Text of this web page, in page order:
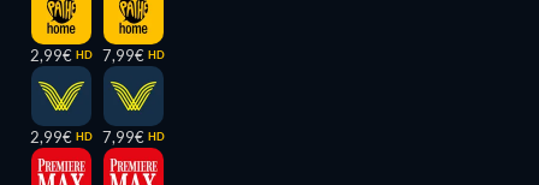
2,99€ HD
2,99€ HD
7,99€ HD
7,99€ HD